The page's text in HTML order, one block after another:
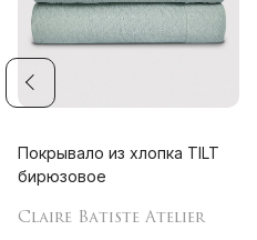
Покрывало из хлопка TILT
бирюзовое
Claire Batiste Atelier